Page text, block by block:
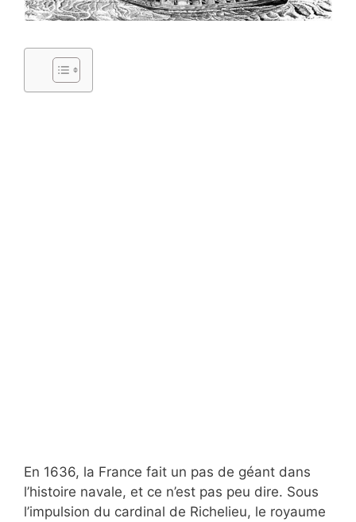
En 1636, la France fait un pas de géant dans
l’histoire navale, et ce n’est pas peu dire. Sous
l’impulsion du cardinal de Richelieu, le royaume